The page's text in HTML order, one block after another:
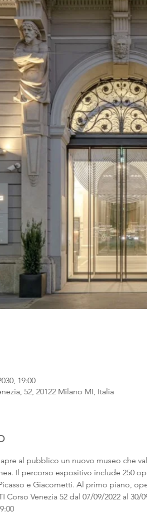
19:00
52, 20122 Milano MI, Italia
al pubblico un nuovo museo che
Il percorso espositivo include 250
e Giacometti. Al primo piano,
Corso Venezia 52 dal 07/09/2022 al